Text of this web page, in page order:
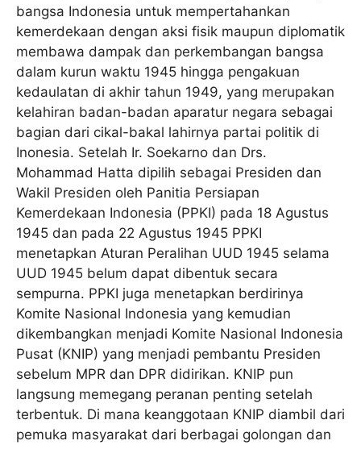
bangsa Indonesia untuk mempertahankan
kemerdekaan dengan aksi fisik maupun diplomatik
membawa dampak dan perkembangan bangsa
dalam kurun waktu 1945 hingga pengakuan
kedaulatan di akhir tahun 1949, yang merupakan
kelahiran badan-badan aparatur negara sebagai
bagian dari cikal-bakal lahirnya partai politik di
Inonesia. Setelah Ir. Soekarno dan Drs.
Mohammad Hatta dipilih sebagai Presiden dan
Wakil Presiden oleh Panitia Persiapan
Kemerdekaan Indonesia (PPKI) pada 18 Agustus
1945 dan pada 22 Agustus 1945 PPKI
menetapkan Aturan Peralihan UUD 1945 selama
UUD 1945 belum dapat dibentuk secara
sempurna. PPKI juga menetapkan berdirinya
Komite Nasional Indonesia yang kemudian
dikembangkan menjadi Komite Nasional Indonesia
Pusat (KNIP) yang menjadi pembantu Presiden
sebelum MPR dan DPR didirikan. KNIP pun
langsung memegang peranan penting setelah
terbentuk. Di mana keanggotaan KNIP diambil dari
pemuka masyarakat dari berbagai golongan dan